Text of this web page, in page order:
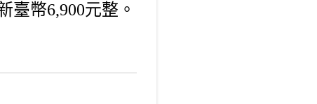
臺幣6,900元整。